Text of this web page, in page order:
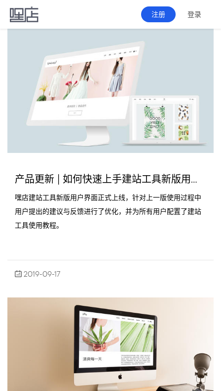
注册 登录
产品更新 | 如何快速上手建站工具新版用户界面，并发掘“隐藏功能”？
嘿店建站工具新版用户界面正式上线，针对上一版使用过程中
用户提出的建议与反馈进行了优化，并为所有用户配置了建站
工具使用教程。
2019-09-17